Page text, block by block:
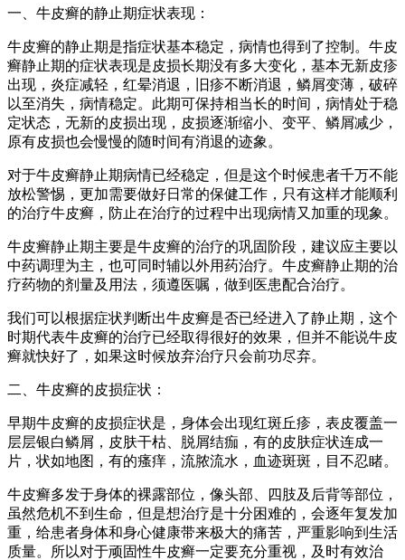
一、牛皮癣的静止期症状表现：
牛皮癣的静止期是指症状基本稳定，病情也得到了控制。牛皮
癣静止期的症状表现是皮损长期没有多大变化，基本无新皮疹
出现，炎症减轻，红晕消退，旧疹不断消退，鳞屑变薄，破碎
以至消失，病情稳定。此期可保持相当长的时间，病情处于稳
定状态，无新的皮损出现，皮损逐渐缩小、变平、鳞屑减少，
原有皮损也会慢慢的随时间有消退的迹象。
对于牛皮癣静止期病情已经稳定，但是这个时候患者千万不能
放松警惕，更加需要做好日常的保健工作，只有这样才能顺利
的治疗牛皮癣，防止在治疗的过程中出现病情又加重的现象。
牛皮癣静止期主要是牛皮癣的治疗的巩固阶段，建议应主要以
中药调理为主，也可同时辅以外用药治疗。牛皮癣静止期的治
疗药物的剂量及用法，须遵医嘱，做到医患配合治疗。
我们可以根据症状判断出牛皮癣是否已经进入了静止期，这个
时期代表牛皮癣的治疗已经取得很好的效果，但并不能说牛皮
癣就快好了，如果这时候放弃治疗只会前功尽弃。
二、牛皮癣的皮损症状：
早期牛皮癣的皮损症状是，身体会出现红斑丘疹，表皮覆盖一
层层银白鳞屑，皮肤干枯、脱屑结痂，有的皮肤症状连成一
片，状如地图，有的瘙痒，流脓流水，血迹斑斑，目不忍睹。
牛皮癣多发于身体的裸露部位，像头部、四肢及后背等部位，
虽然危机不到生命，但是想治疗是十分困难的，会逐年复发加
重，给患者身体和身心健康带来极大的痛苦，严重影响到生活
质量。所以对于顽固性牛皮癣一定要充分重视，及时有效治